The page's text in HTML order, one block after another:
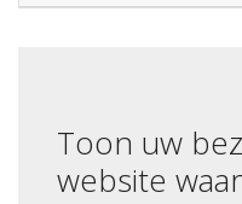
Toon uw
website